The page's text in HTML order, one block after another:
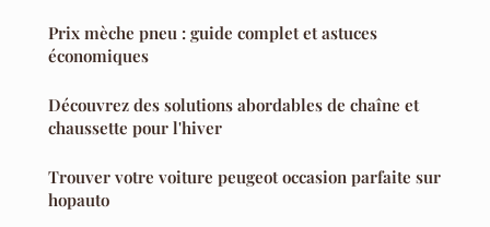
Prix mèche pneu : guide complet et astuces
économiques
Découvrez des solutions abordables de chaîne et
chaussette pour l'hiver
Trouver votre voiture peugeot occasion parfaite sur
hopauto